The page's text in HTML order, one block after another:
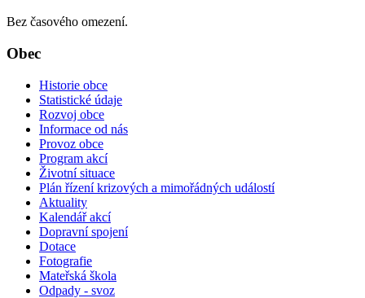
Bez časového omezení.
Obec
Historie obce
Statistické údaje
Rozvoj obce
Informace od nás
Provoz obce
Program akcí
Životní situace
Plán řízení krizových a mimořádných událostí
Aktuality
Kalendář akcí
Dopravní spojení
Dotace
Fotografie
Mateřská škola
Odpady - svoz